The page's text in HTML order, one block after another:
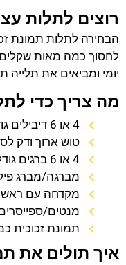
רוצים לתלות
הבחירה לתלות תמונת
לחסוך כמה מאות
יומי ומביאים את תלייה
מה צריך כדי
4 או 6 דיבילים גודל 7
טוש ארוך ודק
4 או 6 ברגים גודל 7
מברגה/מברג
מקדחה עם ראש
מנטים/
תמונת זכוכית
איך תולים את